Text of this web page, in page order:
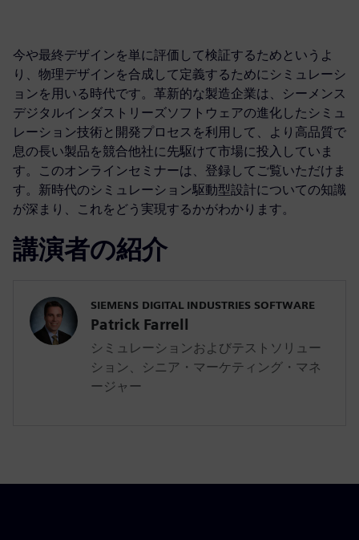
今や最終デザインを単に評価して検証するためというよ
り、物理デザインを合成して定義するためにシミュレーシ
ョンを用いる時代です。革新的な製造企業は、シーメンス
デジタルインダストリーズソフトウェアの進化したシミュ
レーション技術と開発プロセスを利用して、より高品質で
息の長い製品を競合他社に先駆けて市場に投入していま
す。このオンラインセミナーは、登録してご覧いただけま
す。新時代のシミュレーション駆動型設計についての知識
が深まり、これをどう実現するかがわかります。
講演者の紹介
SIEMENS DIGITAL INDUSTRIES SOFTWARE
Patrick Farrell
シミュレーションおよびテストソリュー
ション、シニア・マーケティング・マネ
ージャー